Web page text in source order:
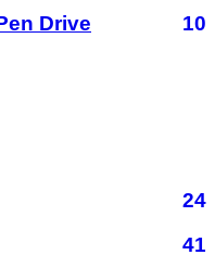
Drive
10
24
41